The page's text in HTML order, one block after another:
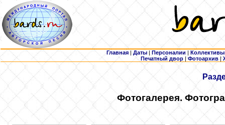
Главная | Даты | Персоналии | Коллективы
Печатный двор |Фотоархив |
Фотогалерея.